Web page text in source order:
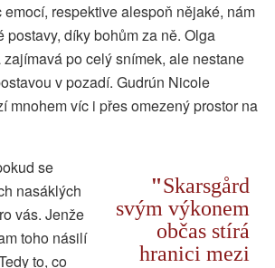
respektive alespoň nějaké, nám
postavy, díky bohům za ně. Olga
po celý snímek, ale nestane
v pozadí. Gudrún Nicole
mnohem víc i přes omezený prostor na
Skarsgård
svým výkonem
občas stírá
hranici mezi
se
nasáklých
vás. Jenže
toho násilí
to, co